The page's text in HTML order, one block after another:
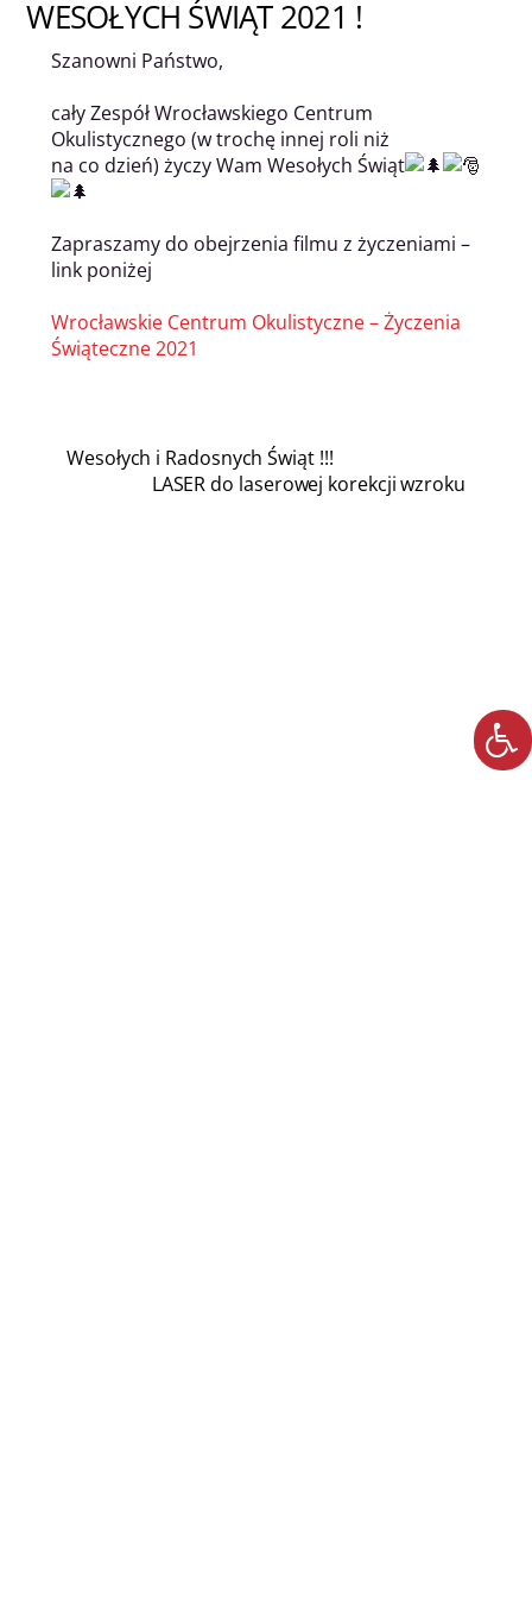
WESOŁYCH ŚWIĄT 2021 !
Szanowni Państwo,
cały Zespół Wrocławskiego Centrum
Okulistycznego (w trochę innej roli niż
na co dzień) życzy Wam Wesołych Świąt
Zapraszamy do obejrzenia filmu z życzeniami –
link poniżej
Wrocławskie Centrum Okulistyczne – Życzenia
Świąteczne 2021
Wesołych i Radosnych Świąt !!!
LASER do laserowej korekcji wzroku